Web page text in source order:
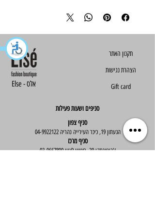
Else - אלס
תקנון האתר​​
הצהרת נגישות
Gift card
סניפים ושעות פעילות
סניף צפון
הגעתון 19, כיכר העירייה נהריה 04-9922122
סניף מרכז
ז'בוטינסקי 30, ראשון לציון 03-9667890